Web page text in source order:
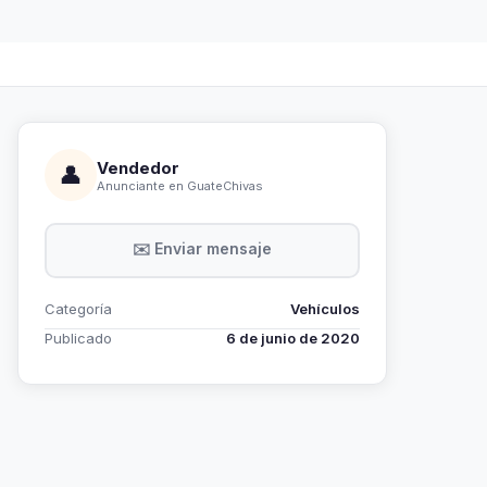
👤 Vendedor
Anunciante en GuateChivas
✉️ Enviar mensaje
Categoría
Vehículos
Publicado
6 de junio de 2020